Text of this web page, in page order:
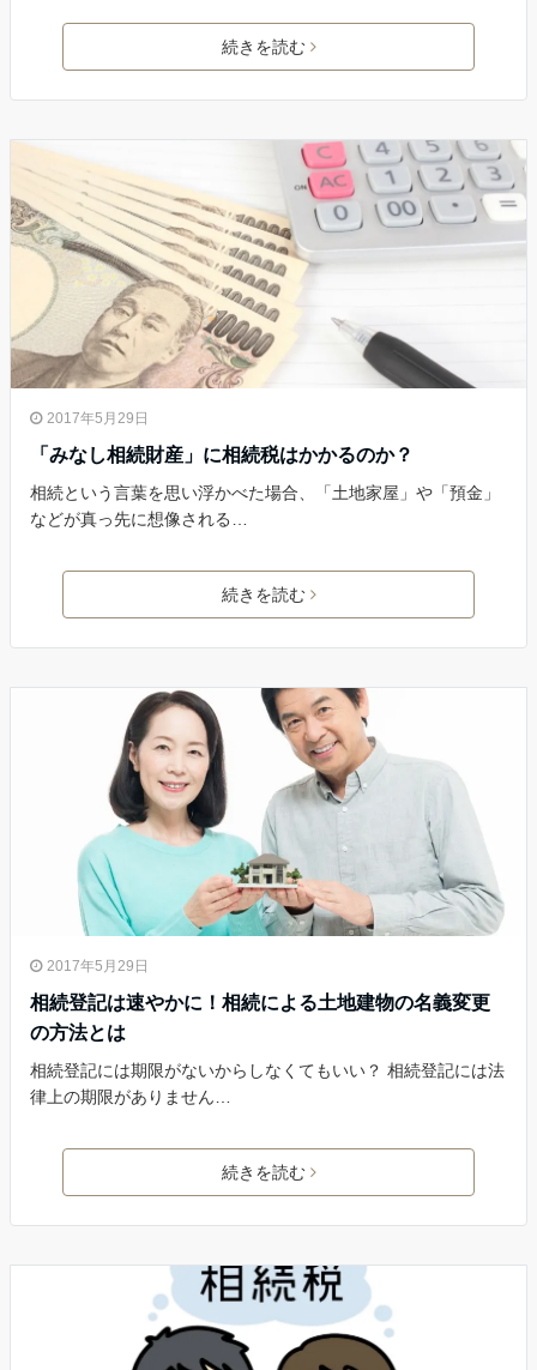
続きを読む
2017年5月29日
「みなし相続財産」に相続税はかかるのか？
相続という言葉を思い浮かべた場合、「土地家屋」や「預金」
などが真っ先に想像される…
続きを読む
2017年5月29日
相続登記は速やかに！相続による土地建物の名義変更
の方法とは
相続登記には期限がないからしなくてもいい？ 相続登記には法
律上の期限がありません…
続きを読む